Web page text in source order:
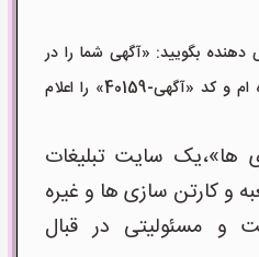
بگویید: «آگهی شما را در
سایت «کارتن سازی ها» دیده ام و کد «آگهی-40159» را اعلام
ها»،یک سایت تبلیغات
و کارتن سازی ها و غیره
و مسئولیتی در قبال